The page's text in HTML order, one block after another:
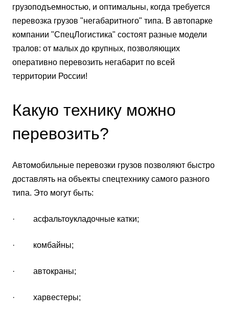
грузоподъемностью, и оптимальны, когда требуется
перевозка грузов "негабаритного" типа. В автопарке
компании "СпецЛогистика" состоят разные модели
тралов: от малых до крупных, позволяющих
оперативно перевозить негабарит по всей
территории России!
Какую технику можно
перевозить?
Автомобильные перевозки грузов позволяют быстро
доставлять на объекты спецтехнику самого разного
типа. Это могут быть:
· асфальтоукладочные катки;
· комбайны;
· автокраны;
· харвестеры;